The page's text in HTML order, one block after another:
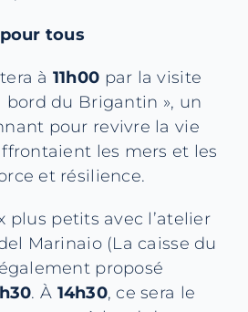
tous
à 11h00 par la visite
bord du Brigantin », un
pour revivre la vie
les mers et les
et résilience.
plus petits avec l’atelier
Marinaio (La caisse du
proposé
. À 14h30, ce sera le